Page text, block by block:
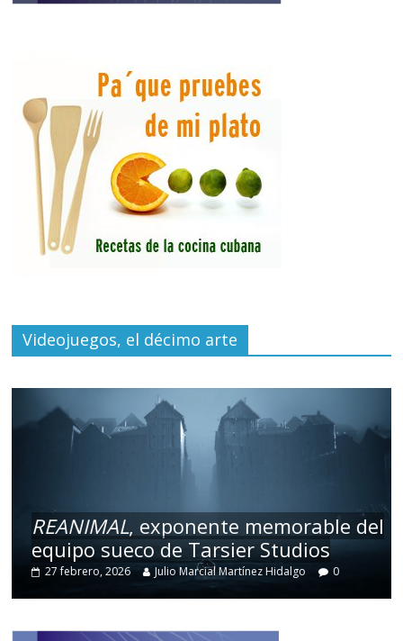
Videojuegos, el décimo arte
REANIMAL, exponente memorable del
equipo sueco de Tarsier Studios
27 febrero, 2026 Julio Marcial Martínez Hidalgo 0